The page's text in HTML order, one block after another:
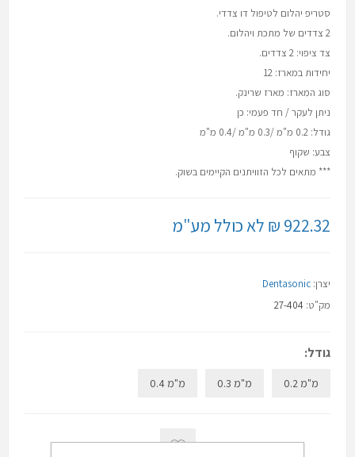
סטריפ יהלום לטיפול דו צדדי.
2 צדדים של מתכת ויהלום.
צד ציפוי: 2 צדדים.
יחידות במארז: 12
סוג המארז: מארז שרינק.
ניתן לעקר / חד פעמי: כן
גודל: 0.2 מ"מ /0.3 מ"מ /0.4 מ"מ
צבע: שקוף
*** מתאים לכל הזוויתנים הקיימים בשוק.
922.32 ₪ לא כולל מע"מ
יצרן: Dentasonic
מק"ט: 27-404
גודל:
0.2 מ"מ 0.3 מ"מ 0.4 מ"מ